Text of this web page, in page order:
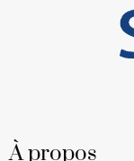
À propos